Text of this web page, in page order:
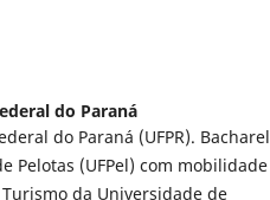
do Paraná
do Paraná (UFPR). Bacharel
Pelotas (UFPel) com mobilidade
da Universidade de